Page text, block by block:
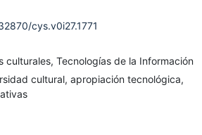
cys.v0i27.1771
culturales, Tecnologías de la Información
cultural, apropiación tecnológica,